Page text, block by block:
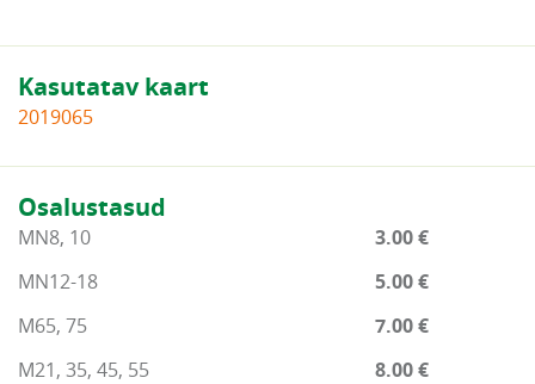
Kasutatav kaart
2019065
Osalustasud
MN8, 10
3.00 €
MN12-18
5.00 €
M65, 75
7.00 €
M21, 35, 45, 55
8.00 €